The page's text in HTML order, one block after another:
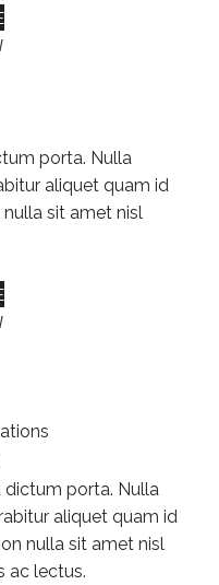
porta. Nulla
aliquet quam id
sit amet nisl
dictum porta. Nulla
aliquet quam id
nulla sit amet nisl
ac lectus.